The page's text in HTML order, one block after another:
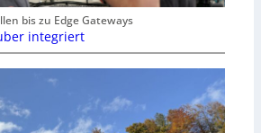
bis zu Edge Gateways
integriert